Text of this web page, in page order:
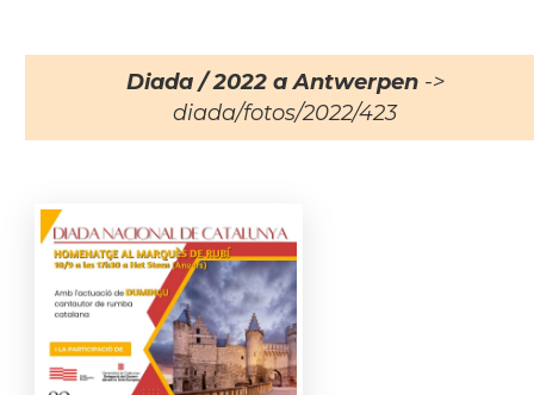
Diada / 2022 a Antwerpen->
diada/fotos/2022/423